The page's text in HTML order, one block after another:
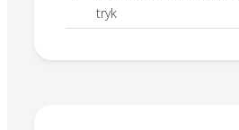
tryk